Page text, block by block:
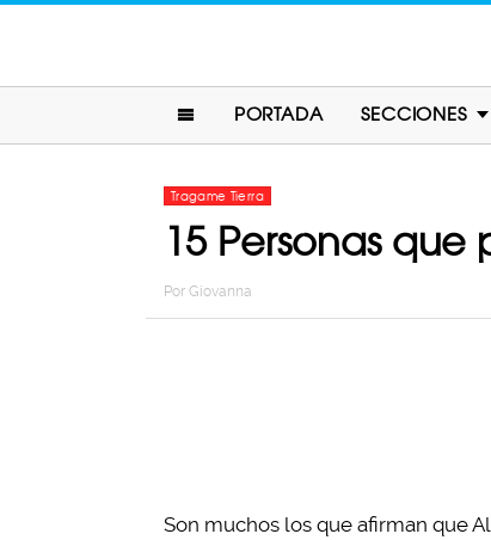
PORTADA SECCIONES
Tragame Tierra
15 Personas que
Por Giovanna
Son muchos los que afirman que